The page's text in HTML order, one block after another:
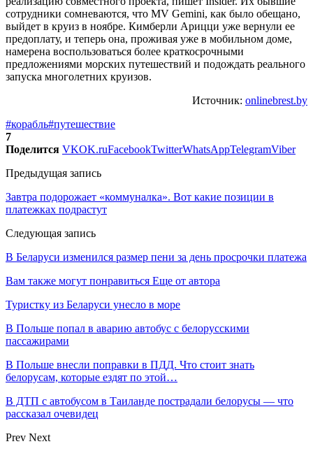
сотрудники сомневаются, что MV Gemini, как было обещано,
выйдет в круиз в ноябре. Кимберли Арицци уже вернули ее
предоплату, и теперь она, проживая уже в мобильном доме,
намерена воспользоваться более краткосрочными
предложениями морских путешествий и подождать реального
запуска многолетних круизов.
Источник: onlinebrest.by
#корабль#путешествие
7
Поделится VKOK.ruFacebookTwitterWhatsAppTelegramViber
Предыдущая запись
Завтра подорожает «коммуналка». Вот какие позиции в
платежках подрастут
Следующая запись
В Беларуси изменился размер пени за день просрочки платежа
Вам также могут понравиться Еще от автора
Туристку из Беларуси унесло в море
В Польше попал в аварию автобус с белорусскими
пассажирами
В Польше внесли поправки в ПДД. Что стоит знать
белорусам, которые ездят по этой…
В ДТП с автобусом в Таиланде пострадали белорусы — что
рассказал очевидец
Prev Next